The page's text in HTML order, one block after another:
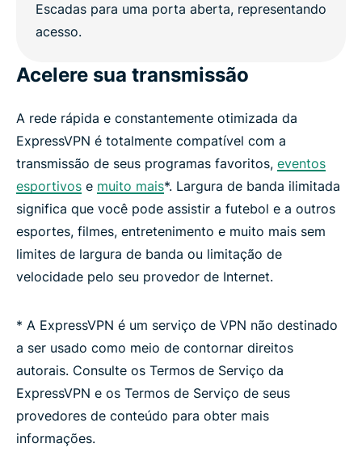
Acelere sua transmissão
A rede rápida e constantemente otimizada da
ExpressVPN é totalmente compatível com a
transmissão de seus programas favoritos, eventos
esportivos e muito mais*. Largura de banda ilimitada
significa que você pode assistir a futebol e a outros
esportes, filmes, entretenimento e muito mais sem
limites de largura de banda ou limitação de
velocidade pelo seu provedor de Internet.
* A ExpressVPN é um serviço de VPN não destinado
a ser usado como meio de contornar direitos
autorais. Consulte os Termos de Serviço da
ExpressVPN e os Termos de Serviço de seus
provedores de conteúdo para obter mais
informações.